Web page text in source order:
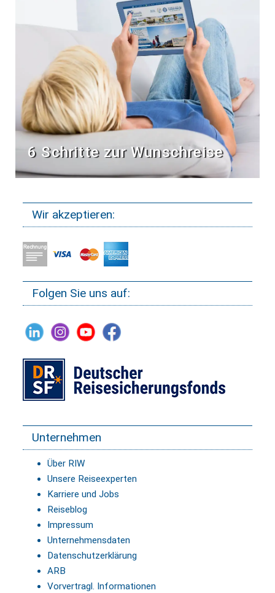
6 Schritte zur Wunschreise
Wir akzeptieren:
Folgen Sie uns auf:
Unternehmen
Über RIW
Unsere Reiseexperten
Karriere und Jobs
Reiseblog
Impressum
Unternehmensdaten
Datenschutzerklärung
ARB
Vorvertragl. Informationen